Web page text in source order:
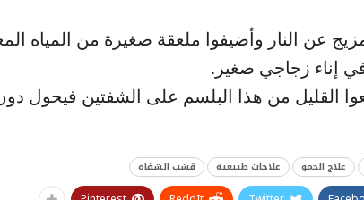
عن النار وأضيفوا ملعقة صغيرة من المياه
إناء زجاجي صغير.
القليل من هذا البلسم على الشفتين فيحول
علاج الحمو علاجات طبيعية قشب الشفاه